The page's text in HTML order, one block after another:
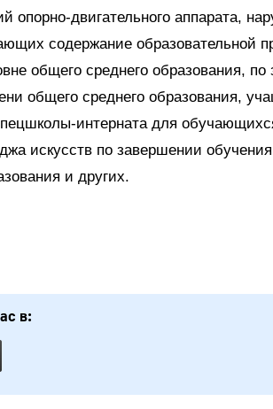
двигательного аппарата,
содержание образовательной
общего среднего образования,
общего среднего образования,
интерната для
искусств по завершении
и других.
в: